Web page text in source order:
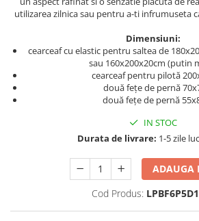
Set Lenjerie De Pat Blana
Artificiala De Iepure, 6 Piese, 2
Persoane
Set Lenjerie Pat Blanita Iepure, 6
Piese, Cu Pilota Inclusa
Lenjerii De Pat Premium Collection
11 Piese, Cuvertura Inclusa
Lenjerii Damasc Egiptean King Size
utilizarea zilnica sau pentru a-ti infrumuseta
Dimensiuni:
cearceaf cu elastic pentru saltea de
sau 160x200x20cm (putin
cearceaf pentru pilotă
două fețe de pernă
două fețe de pernă
IN STOC
Durata de livrare: 1-5 zile
ADAUGA
Cod Produs: